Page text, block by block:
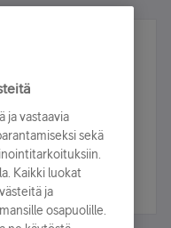
voita!
arvonnassa.
ja vastaavia
sekä
Kaikki luokat
ja
osapuolille.